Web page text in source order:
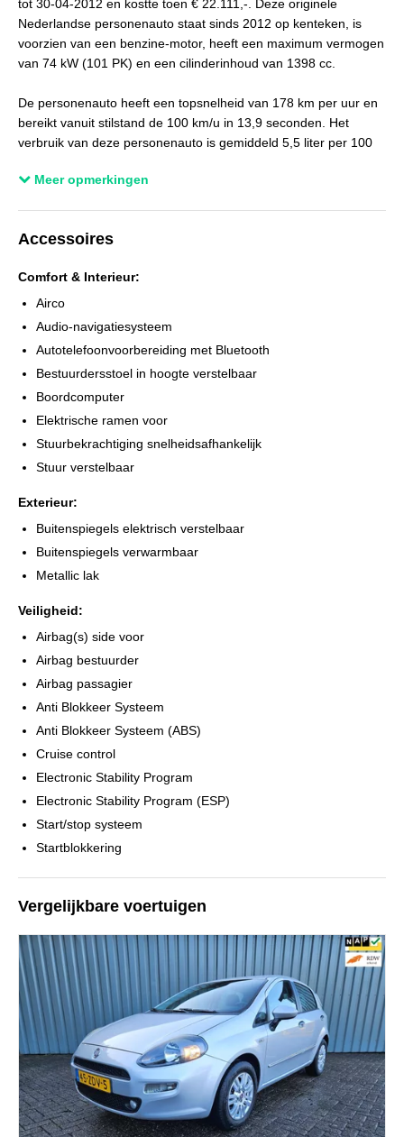
Laksoort
Metallic
BTW verrekenbaar
Nee (margeregeling)
Bijtellingspercentage
20%
APK
tot 29-01-2027
Kleur interieur
Zwart
tot 30-04-2012 en kostte toen € 22.111,-. Deze originele
Nederlandse personenauto staat sinds 2012 op kenteken, is
voorzien van een benzine-motor, heeft een maximum vermogen
van 74 kW (101 PK) en een cilinderinhoud van 1398 cc.
De personenauto heeft een topsnelheid van 178 km per uur en
bereikt vanuit stilstand de 100 km/u in 13,9 seconden. Het
verbruik van deze personenauto is gemiddeld 5,5 liter per 100
wegenbelasting bedraagt gemiddeld € 205,25 per kwartaal.
sleutels Staat rondom goed op de allseason banden
Voor meer info over al onze occasions kijk op
autos.nl
BIJ ONS GEEN AFLEVERINGSKOSTEN DEZE PRIJS IS ALL-IN
*GELDIGE APK
*VLOEISTOFFEN CONTROLE EN AANVULLEN
*TENAAMSTELLING VOERTUIG
*VRIJWARING INRUILAUTO
*GARANTIE / INRUIL / FINANCIERING MOGELIJK VRAAG
Meer opmerkingen
Accessoires
Comfort & Interieur:
Airco
Audio-navigatiesysteem
Autotelefoonvoorbereiding met Bluetooth
Bestuurdersstoel in hoogte verstelbaar
Boordcomputer
Elektrische ramen voor
Stuurbekrachtiging snelheidsafhankelijk
Stuur verstelbaar
Exterieur:
Buitenspiegels elektrisch verstelbaar
Buitenspiegels verwarmbaar
Metallic lak
Veiligheid:
Airbag(s) side voor
Airbag bestuurder
Airbag passagier
Anti Blokkeer Systeem
Anti Blokkeer Systeem (ABS)
Cruise control
Electronic Stability Program
Electronic Stability Program (ESP)
Start/stop systeem
Startblokkering
Vergelijkbare voertuigen